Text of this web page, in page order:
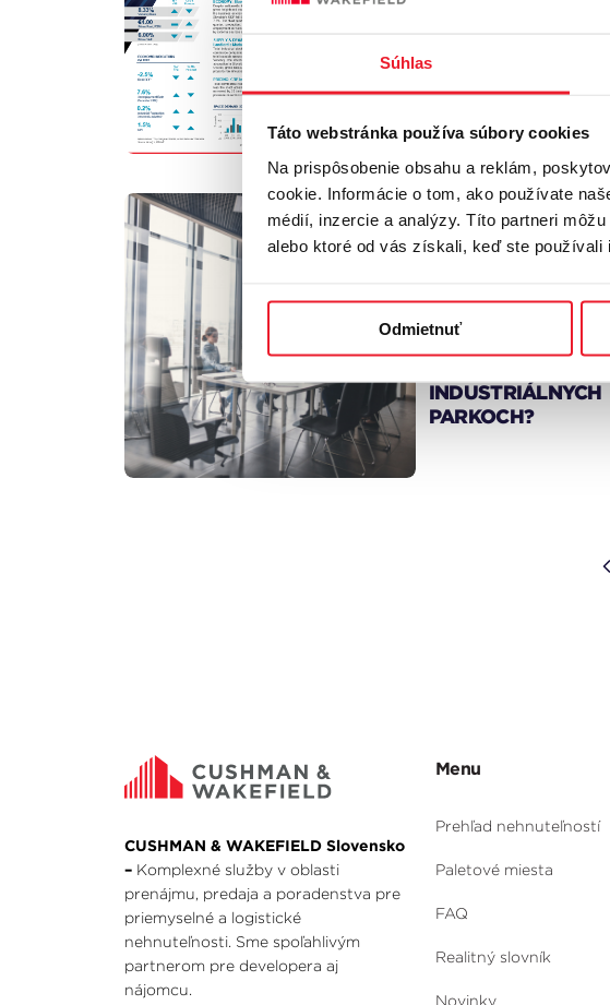
Súhlas
Táto webstránka používa súbory cookies
Na prispôsobenie obsahu a reklám,
cookie. Informácie o tom, ako používate
médií, inzercie a analýzy. Títo partneri
alebo ktoré od vás získali, keď ste používali
Odmietnuť
INDUSTRIAL
Q4 2020 -
STREDNÁ EURÓPA
INDUSTRIÁLNYCH
PARKOCH?
CUSHMAN & WAKEFIELD Slovensko
– Komplexné služby v oblasti
prenájmu, predaja a poradenstva pre
priemyselné a logistické
nehnuteľnosti. Sme spoľahlivým
partnerom pre developera aj
nájomcu.
Menu
Prehľad nehnuteľností
Paletové miesta
FAQ
Realitný slovník
Novinky